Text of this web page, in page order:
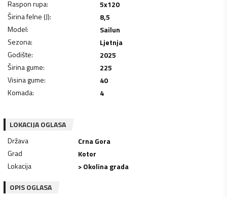
Raspon rupa:
5x120
Širina felne (J):
8,5
Model:
Sailun
Sezona:
Ljetnja
Godište:
2025
Širina gume:
225
Visina gume:
40
Komada: 4
LOKACIJA OGLASA
Država
Crna Gora
Grad
Kotor
Lokacija
> Okolina grada
OPIS OGLASA